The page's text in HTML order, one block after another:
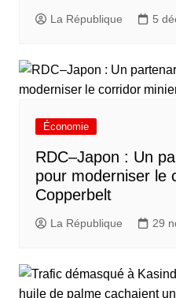
La République 5
Économie
RDC–Japon : Un
pour moderniser le
Copperbelt
La République 29